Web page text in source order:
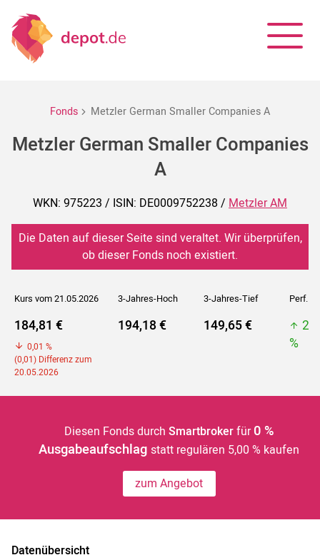
Fonds Metzler German Smaller Companies A
Metzler German Smaller Companies
A
WKN: 975223 / ISIN: DE0009752238 / Metzler AM
Die Daten auf dieser Seite sind veraltet. Wir überprüfen,
ob dieser Fonds noch existiert.
Kurs vom 21.05.2026 3-Jahres-Hoch 3-Jahres-Tief Perf. 5J
184,81 €
0,01 %
(0,01) Differenz zum
20.05.2026
194,18 € 149,65 €
%
Diesen Fonds durch Smartbrokerfür 0 %
Ausgabeaufschlagstatt regulären 5,00 % kaufen
zum Angebot
Datenübersicht